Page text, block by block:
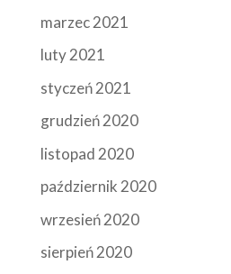
marzec 2021
luty 2021
styczeń 2021
grudzień 2020
listopad 2020
październik 2020
wrzesień 2020
sierpień 2020